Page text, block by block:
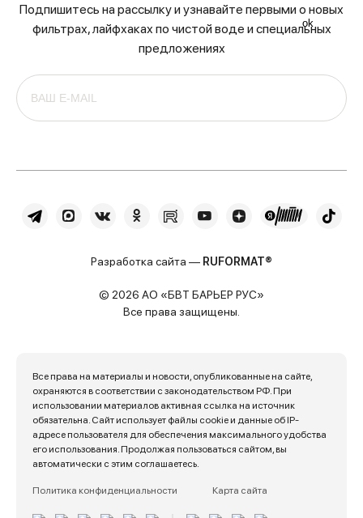
Подпишитесь на рассылку и узнавайте первыми о новых
фильтрах, лайфхаках по чистой воде и специальных
предложениях
ok
Разработка сайта — RUFORMAT®
© 2026 АО «БВТ БАРЬЕР РУС»
Все права защищены.
Все права на материалы и новости, опубликованные на сайте,
охраняются в соответствии с законодательством РФ. При
использовании материалов активная ссылка на источник
обязательна. Сайт использует файлы cookie и данные об IP-
адресе пользователя для обеспечения максимального удобства
его использования. Продолжая пользоваться сайтом, вы
автоматически с этим соглашаетесь.
Политика конфиденциальности Карта сайта